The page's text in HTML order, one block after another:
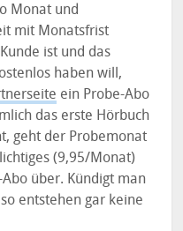
Monat und
mit Monatsfrist
ist und das
haben will,
ein Probe-Abo
das erste Hörbuch
geht der Probemonat
(9,95/Monat)
über. Kündigt man
entstehen gar keine